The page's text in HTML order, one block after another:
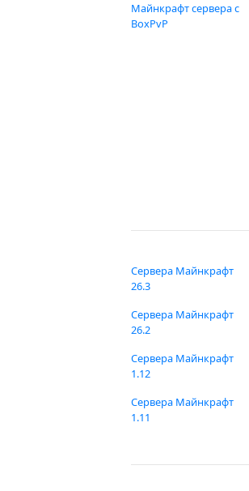
Майнкрафт сервера с
BoxPvP
Сервера Майнкрафт
26.3
Сервера Майнкрафт
26.2
Сервера Майнкрафт
1.12
Сервера Майнкрафт
1.11